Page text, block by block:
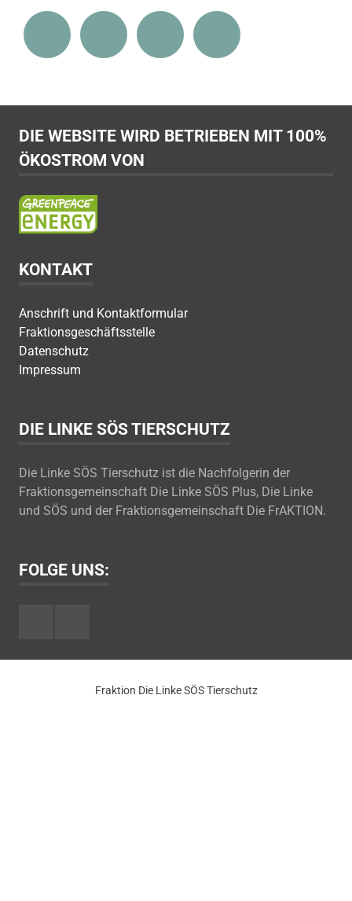
DIE WEBSITE WIRD BETRIEBEN MIT 100%
ÖKOSTROM VON
KONTAKT
Anschrift und Kontaktformular
Fraktionsgeschäftsstelle
Datenschutz
Impressum
DIE LINKE SÖS TIERSCHUTZ
Die Linke SÖS Tierschutz ist die Nachfolgerin der
Fraktionsgemeinschaft Die Linke SÖS Plus, Die Linke
und SÖS und der Fraktionsgemeinschaft Die FrAKTION.
FOLGE UNS:
Fraktion Die Linke SÖS Tierschutz